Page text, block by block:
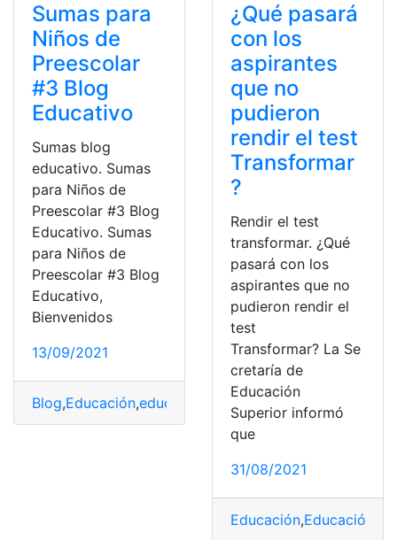
Sumas para
Niños de
Preescolar
#3 Blog
Educativo
Sumas blog
educativo. Sumas
para Niños de
Preescolar #3 Blog
Educativo. Sumas
para Niños de
Preescolar #3 Blog
Educativo,
Bienvenidos
13/09/2021
Blog,Educación,educación básica educación inicial
¿Qué pasará
con los
aspirantes
que no
pudieron
rendir el test
Transformar
?
Rendir el test
transformar. ¿Qué
pasará con los
aspirantes que no
pudieron rendir el
test
Transformar? La Se
cretaría de
Educación
Superior informó
que
31/08/2021
Educación,Educación